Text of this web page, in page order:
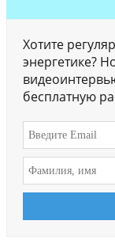
Хотите
энергетике?
бесплатную